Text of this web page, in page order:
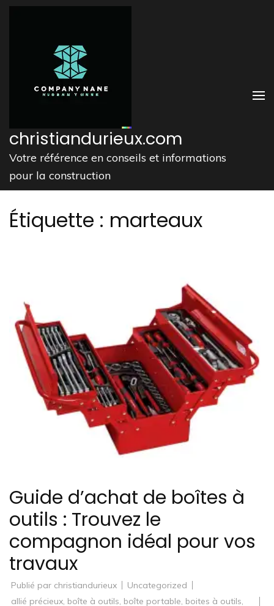
Aller
christiandurieux.com
Votre référence en conseils et informations
pour la construction
Étiquette : marteaux
Guide d’achat de boîtes à
outils : Trouvez le
compagnon idéal pour vos
travaux
Publié par christiandurieux
Uncategorized
allié précieux, boîte à outils, boîte portable, boites à outils,